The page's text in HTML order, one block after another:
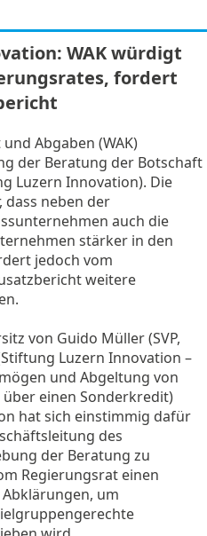
WAK würdigt
fordert
Abgaben (WAK)
der Beratung der Botschaft
Luzern Innovation). Die
dass neben der
auch die
stärker in den
jedoch vom
weitere
von Guido Müller (SVP,
Luzern Innovation –
und Abgeltung von
einen Sonderkredit)
hat sich einstimmig dafür
des
der Beratung zu
Regierungsrat einen
um